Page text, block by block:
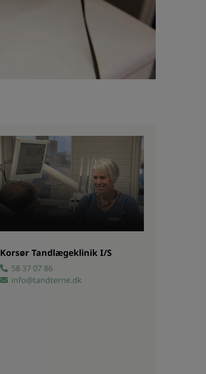
Korsør Tandlægeklinik I/S
58 37 07 86
info@tandterne.dk